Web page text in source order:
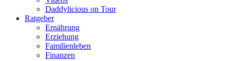
Daddylicious on Tour
Ratgeber
Ernährung
Erziehung
Familienleben
Finanzen